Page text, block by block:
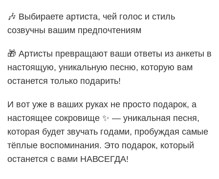
🎶 Выбираете артиста, чей голос и стиль
созвучны вашим предпочтениям
🎁 Артисты превращают ваши ответы из анкеты в
настоящую, уникальную песню, которую вам
останется только подарить!
И вот уже в ваших руках не просто подарок, а
настоящее сокровище ✨ — уникальная песня,
которая будет звучать годами, пробуждая самые
тёплые воспоминания. Это подарок, который
останется с вами НАВСЕГДА!